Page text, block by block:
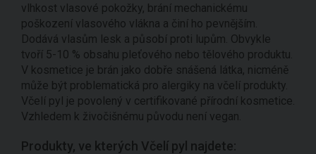
vlhkost vlasové pokožky, brání mechanickému
poškození vlasového vlákna a činí ho pevnějším.
Dodává vlasům lesk a působí proti lupům. Obvykle
tvoří 5-10 % obsahu pleťového nebo tělového produktu.
V kosmetice je brán jako dobře snášená látka, nicméně
může být problematická pro alergiky na včelí produkty.
Včelí pyl je povolený v certifikované přírodní kosmetice.
Vzhledem k živočišnému původu není vegan.
Produkty, ve kterých Včelí pyl najdete: